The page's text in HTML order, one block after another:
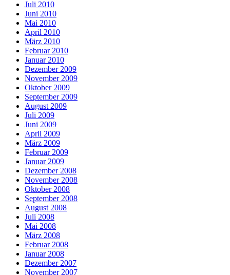
Juli 2010
Juni 2010
Mai 2010
April 2010
März 2010
Februar 2010
Januar 2010
Dezember 2009
November 2009
Oktober 2009
September 2009
August 2009
Juli 2009
Juni 2009
April 2009
März 2009
Februar 2009
Januar 2009
Dezember 2008
November 2008
Oktober 2008
September 2008
August 2008
Juli 2008
Mai 2008
März 2008
Februar 2008
Januar 2008
Dezember 2007
November 2007